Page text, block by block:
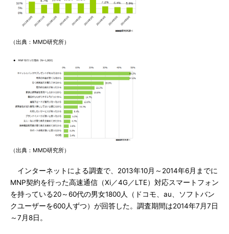
（出典：MMD研究所）
（出典：MMD研究所）
インターネットによる調査で、2013年10月～2014年6月までに
MNP契約を行った高速通信（Xi／4G／LTE）対応スマートフォン
を持っている20～60代の男女1800人（ドコモ、au、ソフトバン
クユーザーを600人ずつ）が回答した。調査期間は2014年7月7日
～7月8日。